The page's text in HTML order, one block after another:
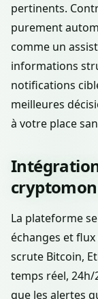
pertinents.
purement
comme un
informations
notifications
meilleures
à votre place
La plateforme
échanges et
scrute Bitcoin,
temps réel,
que les alertes